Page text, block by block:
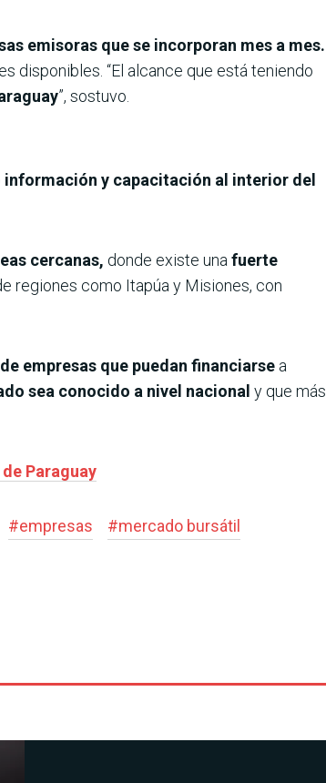
emisoras que se incorporan mes a mes.
disponibles. “El alcance que está teniendo
”, sostuvo.
información y capacitación al interior del
cercanas, donde existe una fuerte
regiones como Itapúa y Misiones, con
empresas que puedan financiarse a
sea conocido a nivel nacional y que más
Paraguay
#empresas #mercado bursátil